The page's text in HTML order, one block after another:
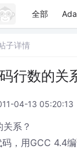
全部
子详情
行数的关
04-13 05:20:13
系？
，用GCC 4.4